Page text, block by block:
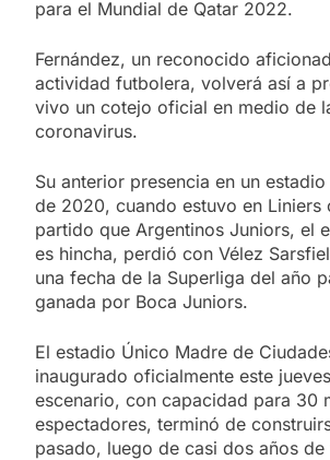
para el Mundial de Qatar 2022.
Fernández, un reconocido
actividad futbolera, volverá así a
vivo un cotejo oficial en medio de
coronavirus.
Su anterior presencia en un
de 2020, cuando estuvo en Liniers
partido que Argentinos Juniors, el
es hincha, perdió con Vélez
una fecha de la Superliga del año
ganada por Boca Juniors.
El estadio Único Madre de
inaugurado oficialmente este
escenario, con capacidad para 30
espectadores, terminó de
pasado, luego de casi dos años de